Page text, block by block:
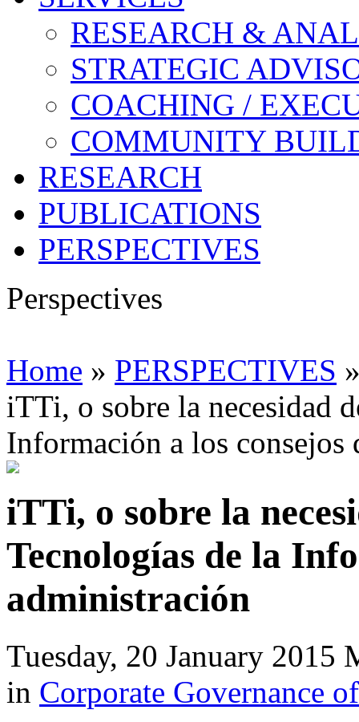
RESEARCH &
STRATEGIC
COACHING /
COMMUNITY
RESEARCH
PUBLICATIONS
PERSPECTIVES
Perspectives
Home » PERSPECTIVES
iTTi, o sobre la necesidad
Información a los consejos
iTTi, o sobre la
Tecnologías de la
administración
Tuesday, 20 January 2015
in Corporate Governance